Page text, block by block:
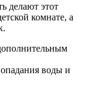
делают этот
комнате, а
воды и